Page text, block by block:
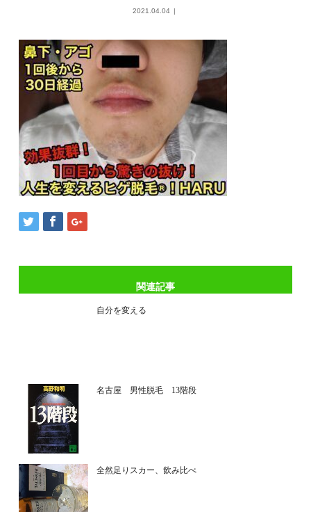
2021.04.04
関連記事
自分を変える
名古屋 男性脱毛 13階段
全然足りスカー、飲み比べ